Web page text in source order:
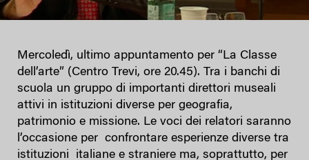
Mercoledì, ultimo appuntamento per “La Classe
dell’arte” (Centro Trevi, ore 20.45). Tra i banchi di
scuola un gruppo di importanti direttori museali
attivi in istituzioni diverse per geografia,
patrimonio e missione. Le voci dei relatori saranno
l’occasione per confrontare esperienze diverse tra
istituzioni italiane e straniere ma, soprattutto, per